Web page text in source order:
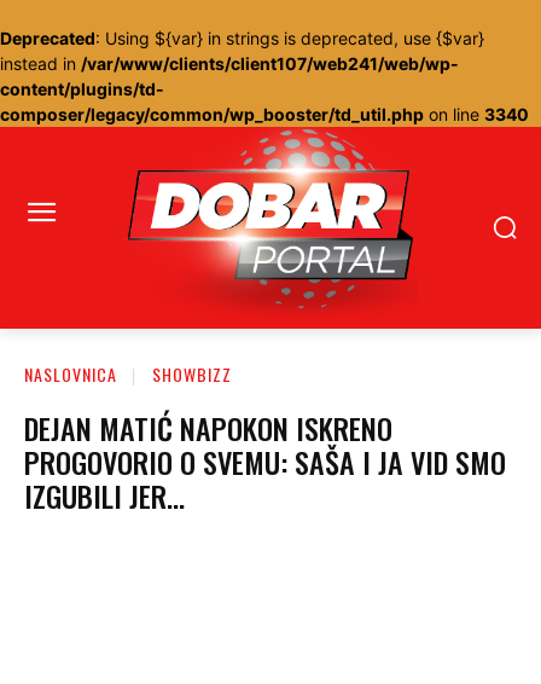
Deprecated: Using ${var} in strings is deprecated, use {$var}
instead in /var/www/clients/client107/web241/web/wp-
content/plugins/td-
composer/legacy/common/wp_booster/td_util.php on line 3340
NASLOVNICA SHOWBIZZ
DEJAN MATIĆ NAPOKON ISKRENO
PROGOVORIO O SVEMU: SAŠA I JA VID SMO
IZGUBILI JER…